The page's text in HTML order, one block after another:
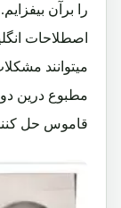
را برآن
اصطلاحات
میتوانند
مطبوع درین دو
قاموس حل